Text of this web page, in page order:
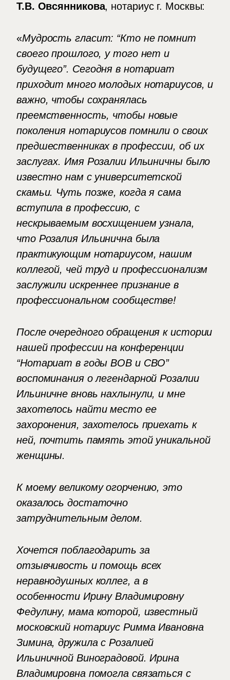
Т.В. Овсянникова, нотариус г. Москвы:
«Мудрость гласит: “Кто не помнит
своего прошлого, у того нет и
будущего”. Сегодня в нотариат
приходит много молодых нотариусов, и
важно, чтобы сохранялась
преемственность, чтобы новые
поколения нотариусов помнили о своих
предшественниках в профессии, об их
заслугах. Имя Розалии Ильиничны было
известно нам с университетской
скамьи. Чуть позже, когда я сама
вступила в профессию, с
нескрываемым восхищением узнала,
что Розалия Ильинична была
практикующим нотариусом, нашим
коллегой, чей труд и профессионализм
заслужили искреннее признание в
профессиональном сообществе!
После очередного обращения к истории
нашей профессии на конференции
“Нотариат в годы ВОВ и СВО”
воспоминания о легендарной Розалии
Ильиничне вновь нахлынули, и мне
захотелось найти место ее
захоронения, захотелось приехать к
ней, почтить память этой уникальной
женщины.
К моему великому огорчению, это
оказалось достаточно
затруднительным делом.
Хочется поблагодарить за
отзывчивость и помощь всех
неравнодушных коллег, а в
особенности Ирину Владимировну
Федулину, мама которой, известный
московский нотариус Римма Ивановна
Зимина, дружила с Розалией
Ильиничной Виноградовой. Ирина
Владимировна помогла связаться с